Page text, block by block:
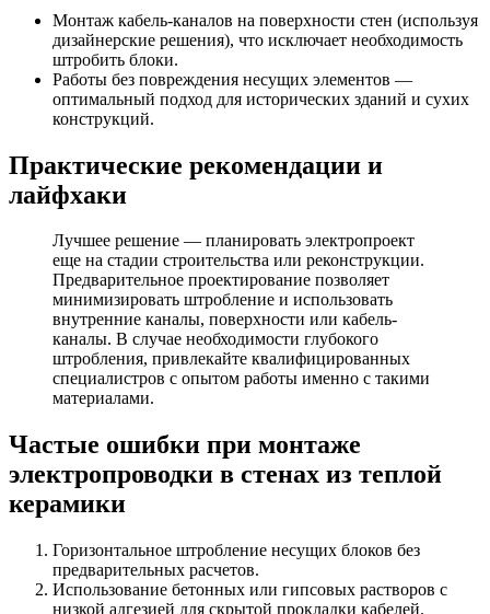
Монтаж кабель-каналов на поверхности стен (используя
дизайнерские решения), что исключает необходимость
штробить блоки.
Работы без повреждения несущих элементов —
оптимальный подход для исторических зданий и сухих
конструкций.
Практические рекомендации и
лайфхаки
Лучшее решение — планировать электропроект
еще на стадии строительства или реконструкции.
Предварительное проектирование позволяет
минимизировать штробление и использовать
внутренние каналы, поверхности или кабель-
каналы. В случае необходимости глубокого
штробления, привлекайте квалифицированных
специалистров с опытом работы именно с такими
материалами.
Частые ошибки при монтаже
электропроводки в стенах из теплой
керамики
Горизонтальное штробление несущих блоков без
предварительных расчетов.
Использование бетонных или гипсовых растворов с
низкой адгезией для скрытой прокладки кабелей.